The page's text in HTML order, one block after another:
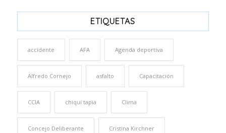
ETIQUETAS
accidente AFA Agenda deportiva
Alfredo Cornejo asfalto Capacitación
CCIA chiqui tapia Clima
Concejo Deliberante Cristina Kirchner